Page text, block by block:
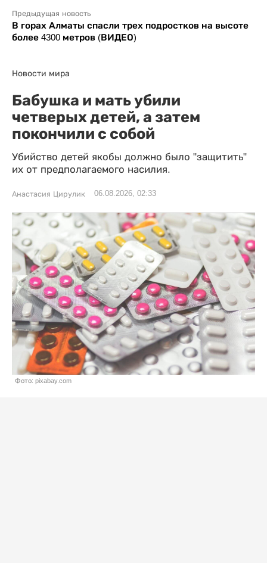
Предыдущая новость
В горах Алматы спасли трех подростков на высоте
более 4300 метров (ВИДЕО)
Новости мира
Бабушка и мать убили
четверых детей, а затем
покончили с собой
Убийство детей якобы должно было "защитить"
их от предполагаемого насилия.
Анастасия Цирулик 06.08.2026, 02:33
Фото: pixabay.com